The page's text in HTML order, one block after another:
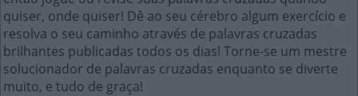
quiser, onde quiser! Dê ao seu cérebro algum exercício e
resolva o seu caminho através de palavras cruzadas
brilhantes publicadas todos os dias! Torne-se um mestre
solucionador de palavras cruzadas enquanto se diverte
muito, e tudo de graça!